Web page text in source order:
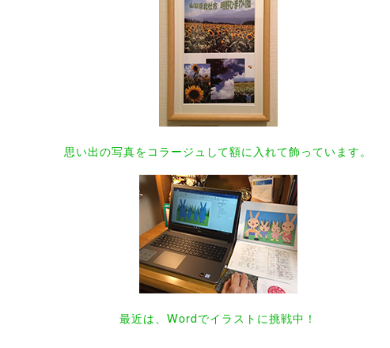
思い出の写真をコラージュして額に入れて飾っています。
最近は、Wordでイラストに挑戦中！